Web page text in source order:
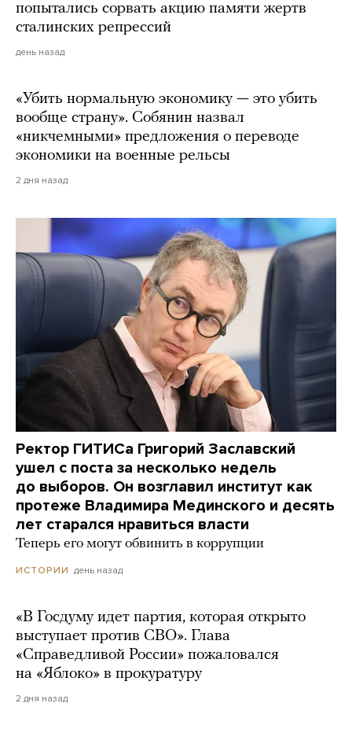
попытались сорвать акцию памяти жертв
сталинских репрессий
день назад
«Убить нормальную экономику — это убить
вообще страну». Собянин назвал
«никчемными» предложения о переводе
экономики на военные рельсы
2 дня назад
Ректор ГИТИСа Григорий Заславский
ушел с поста за несколько недель
до выборов. Он возглавил институт как
протеже Владимира Мединского и десять
лет старался нравиться власти
Теперь его могут обвинить в коррупции
ИСТОРИИ день назад
«В Госдуму идет партия, которая открыто
выступает против СВО». Глава
«Справедливой России» пожаловался
на «Яблоко» в прокуратуру
2 дня назад